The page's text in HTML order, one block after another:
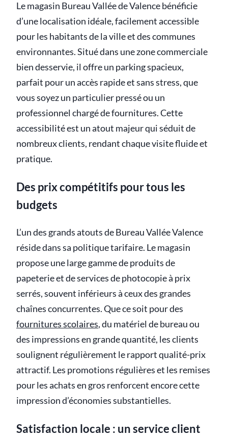
Le magasin Bureau Vallée de Valence bénéficie
d’une localisation idéale, facilement accessible
pour les habitants de la ville et des communes
environnantes. Situé dans une zone commerciale
bien desservie, il offre un parking spacieux,
parfait pour un accès rapide et sans stress, que
vous soyez un particulier pressé ou un
professionnel chargé de fournitures. Cette
accessibilité est un atout majeur qui séduit de
nombreux clients, rendant chaque visite fluide et
pratique.
Des prix compétitifs pour tous les
budgets
L’un des grands atouts de Bureau Vallée Valence
réside dans sa politique tarifaire. Le magasin
propose une large gamme de produits de
papeterie et de services de photocopie à prix
serrés, souvent inférieurs à ceux des grandes
chaînes concurrentes. Que ce soit pour des
fournitures scolaires, du matériel de bureau ou
des impressions en grande quantité, les clients
soulignent régulièrement le rapport qualité-prix
attractif. Les promotions régulières et les remises
pour les achats en gros renforcent encore cette
impression d’économies substantielles.
Satisfaction locale : un service client